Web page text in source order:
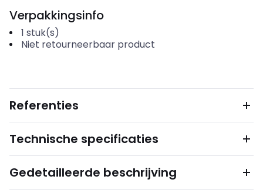
Verpakkingsinfo
1 stuk(s)
Niet retourneerbaar product
Referenties
Technische specificaties
Gedetailleerde beschrijving